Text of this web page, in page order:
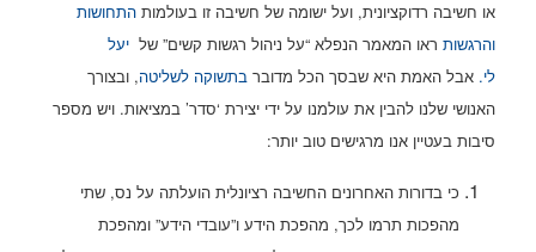
או חשיבה רדוקציונית, ועל ישומה של חשיבה זו בעולמות התחושות
והרגשותראו המאמר הנפלא “על ניהול רגשות קשים” של יעל
לי. אבל האמת היא שבסך הכל מדובר בתשוקה לשליטה, ובצורך
האנושי שלנו להבין את עולמנו על ידי יצירת ‘סדר’ במציאות. ויש מספר
סיבות בעטיין אנו מרגישים טוב יותר:
כי בדורות האחרונים החשיבה רציונלית הועלתה על נס, שתי
מהפכות תרמו לכך, מהפכת הידע ו”עובדי הידע” ומהפכת